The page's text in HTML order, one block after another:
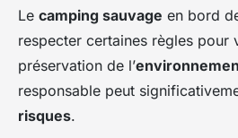
Le camping sauvage en bord
respecter certaines règles pour
préservation de l’
responsable peut
risques.